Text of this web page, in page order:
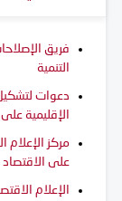
فريق
التنمية
دعوات
الإقليمية
مركز الإعلام
على الاقتصاد
الإعلام